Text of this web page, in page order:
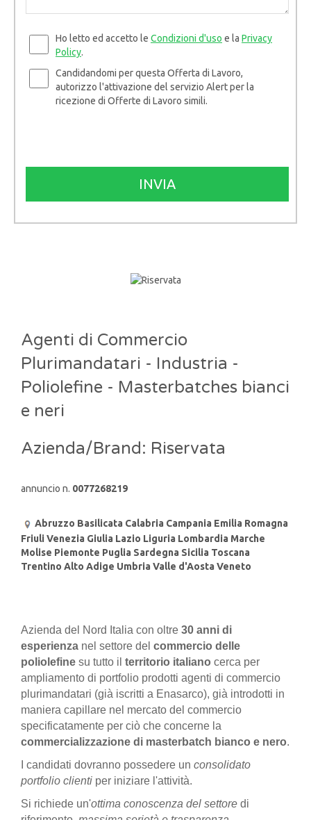
Ho letto ed accetto le Condizioni d'uso e la Privacy
Policy.
Candidandomi per questa Offerta di Lavoro,
autorizzo l'attivazione del servizio Alert per la
ricezione di Offerte di Lavoro simili.
Agenti di Commercio
Plurimandatari - Industria -
Poliolefine - Masterbatches bianci
e neri
Azienda/Brand: Riservata
annuncio n. 0077268219
Abruzzo Basilicata Calabria Campania Emilia Romagna
Friuli Venezia Giulia Lazio Liguria Lombardia Marche
Molise Piemonte Puglia Sardegna Sicilia Toscana
Trentino Alto Adige Umbria Valle d'Aosta Veneto
Azienda del Nord Italia con oltre 30 anni di
esperienza nel settore del commercio delle
poliolefine su tutto il territorio italiano cerca per
ampliamento di portfolio prodotti agenti di commercio
plurimandatari (già iscritti a Enasarco), già introdotti in
maniera capillare nel mercato del commercio
specificatamente per ciò che concerne la
commercializzazione di masterbatch bianco e nero.
I candidati dovranno possedere un consolidato
portfolio clienti per iniziare l'attività.
Si richiede un'ottima conoscenza del settore di